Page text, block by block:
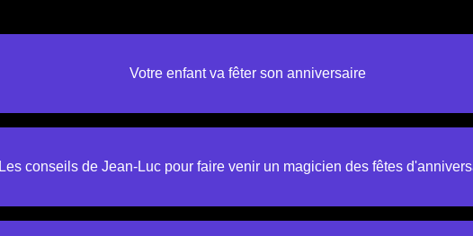
Votre enfant va fêter son anniversaire
Les conseils de Jean-Luc pour faire venir un magicien des fêtes